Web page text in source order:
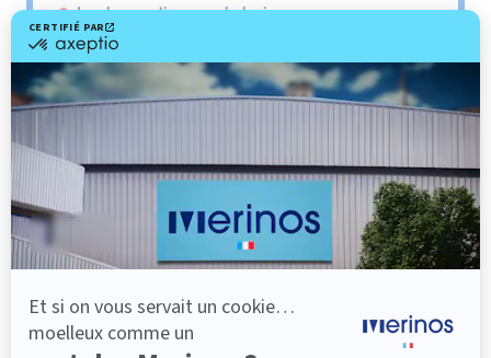
Le plus : soutien morphologique
Grâce à ses 3 zones de confort, le sommier
Pencil vous assure tout son soutien. Avec les
épaules, le dos et le bassin qui reposent sur ses
lattes, vous évitez les douleurs au petit matin.
Dès 501,00 €
Découvrir